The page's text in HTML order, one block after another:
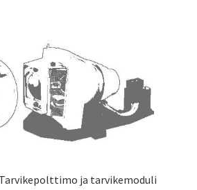
Tarvikepolttimo ja tarvikemoduli